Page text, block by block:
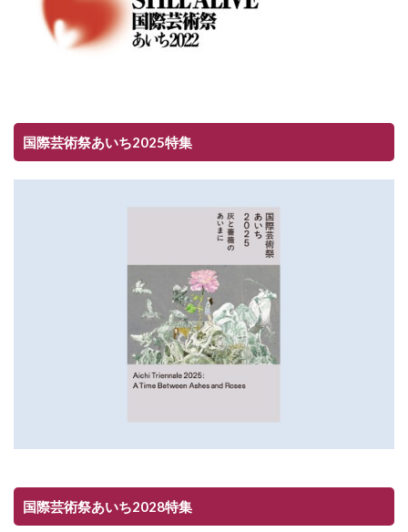
国際芸術祭あいち2025特集
国際芸術祭あいち2028特集